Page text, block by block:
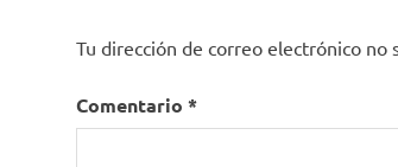
OMS
Tu dirección de correo electrónico no
Comentario *